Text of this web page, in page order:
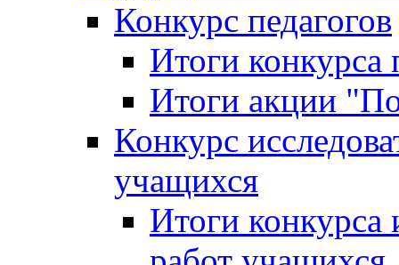
Конкурс педагогов
Итоги конкурса
Итоги акции
Конкурс
учащихся
Итоги конкурса